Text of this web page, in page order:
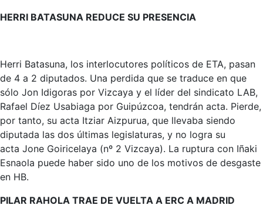
HERRI BATASUNA REDUCE SU PRESENCIA
Herri Batasuna, los interlocutores políticos de ETA, pasan
de 4 a 2 diputados. Una perdida que se traduce en que
sólo Jon Idigoras por Vizcaya y el líder del sindicato LAB,
Rafael Díez Usabiaga por Guipúzcoa, tendrán acta. Pierde,
por tanto, su acta Itziar Aizpurua, que llevaba siendo
diputada las dos últimas legislaturas, y no logra su
acta Jone Goiricelaya (nº 2 Vizcaya). La ruptura con Iñaki
Esnaola puede haber sido uno de los motivos de desgaste
en HB.
PILAR RAHOLA TRAE DE VUELTA A ERC A MADRID